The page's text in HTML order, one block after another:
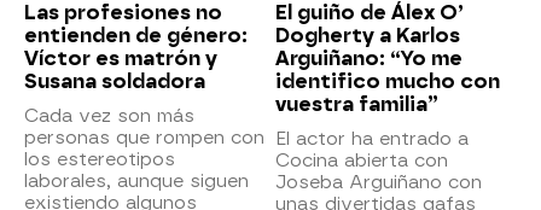
Las profesiones no
entienden de género:
Víctor es matrón y
Susana soldadora
Cada vez son más
personas que rompen con
los estereotipos
laborales, aunque siguen
existiendo algunos
El guiño de Álex O’
Dogherty a Karlos
Arguiñano: “Yo me
identifico mucho con
vuestra familia”
El actor ha entrado a
Cocina abierta con
Joseba Arguiñano con
unas divertidas gafas